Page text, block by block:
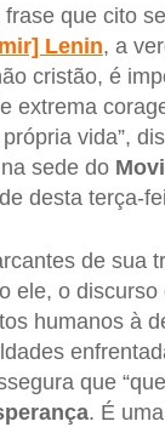
que cito
Lenin, a
cristão, é
extrema
vida”,
sede do
desta terça-
de sua
ele, o
humanos à
que
. É